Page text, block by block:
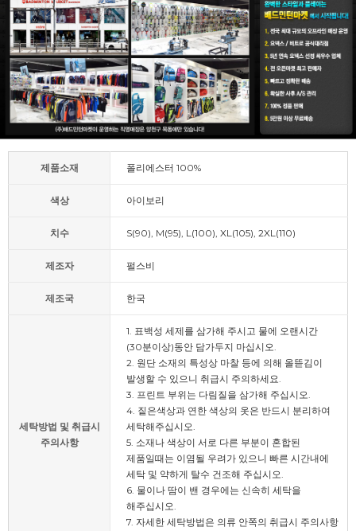
제품소재 폴리에스터 100%
색상 아이보리
치수 S(90), M(95), L(100), XL(105), 2XL(110)
제조자 펄스비
제조국 한국
세탁방법 및 취급시
주의사항
1. 표백성 세제를 삼가해 주시고 물에 오랜시간
(30분이상)동안 담가두지 마십시오.
2. 원단 소재의 특성상 마찰 등에 의해 올뜯김이
발생할 수 있으니 취급시 주의하세요.
3. 프린트 부위는 다림질을 삼가해 주십시오.
4. 짙은색상과 연한 색상의 옷은 반드시 분리하여
세탁해주십시오.
5. 소재나 색상이 서로 다른 부분이 혼합된
제품일때는 이염될 우려가 있으니 빠른 시간내에
세탁 및 약하게 탈수 건조해 주십시오.
6. 물이나 땀이 밴 경우에는 신속히 세탁을
해주십시오.
7. 자세한 세탁방법은 의류 안쪽의 취급시 주의사항